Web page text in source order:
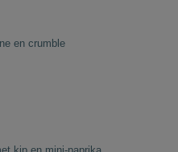
en crumble